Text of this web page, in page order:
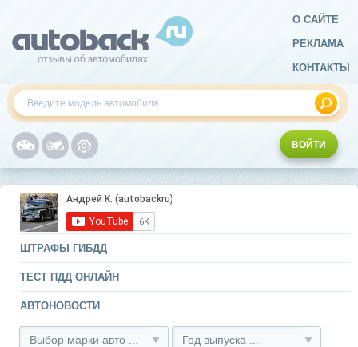
О САЙТЕ
РЕКЛАМА
КОНТАКТЫ
ВОЙТИ
ШТРАФЫ ГИБДД
ТЕСТ ПДД ОНЛАЙН
АВТОНОВОСТИ
Выбор марки авто ... Год выпуска ...